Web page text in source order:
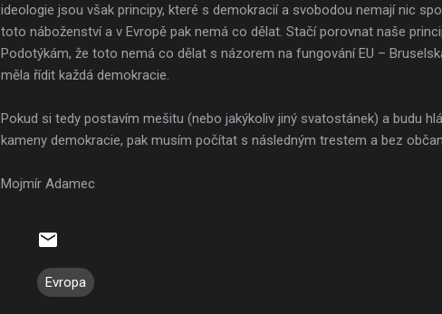
ideologie jsou však principy, které s demokracií a svobodou nemají nic
toto náboženství a v Evropě pak nemá co dělat. Stačí porovnat naše
Podotýkám, že toto nemá co dělat s názorem na fungování EU –
měla řídit každá demokracie.
Pokud si tedy postavím mešitu (nebo jakýkoliv jiný svatostánek) a budu
kameny demokracie, pak musím počítat s následným trestem a bez
Mojmír Adamec
Evropa